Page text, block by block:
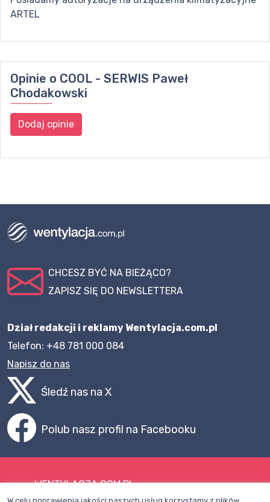
ARTEL
Opinie o COOL - SERWIS Paweł
Chodakowski
Dodaj opinie
CHCESZ BYĆ NA BIEŻĄCO?
ZAPISZ SIĘ DO NEWSLETTERA
Dział redakcji i reklamy Wentylacja.com.pl
Telefon: +48 781 000 084
Napisz do nas
Śledź nas na X
Polub nasz profil na Facebooku
WENTYLACJA.COM.PL